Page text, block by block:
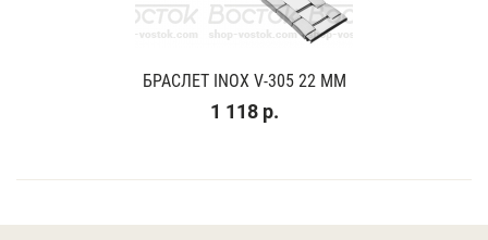
БРАСЛЕТ INOX V-305 22 ММ
1 118 р.